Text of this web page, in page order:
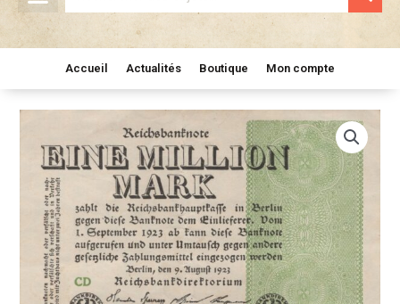
Accueil Actualités Boutique Mon compte